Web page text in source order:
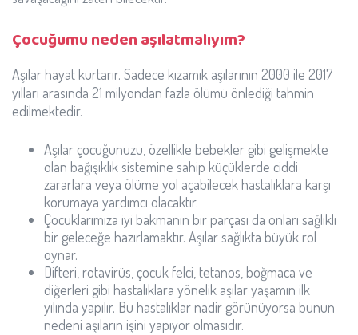
Çocuğumu neden aşılatmalıyım?
Aşılar hayat kurtarır. Sadece kızamık aşılarının 2000 ile 2017
yılları arasında 21 milyondan fazla ölümü önlediği tahmin
edilmektedir.
Aşılar çocuğunuzu, özellikle bebekler gibi gelişmekte
olan bağışıklık sistemine sahip küçüklerde ciddi
zararlara veya ölüme yol açabilecek hastalıklara karşı
korumaya yardımcı olacaktır.
Çocuklarımıza iyi bakmanın bir parçası da onları sağlıklı
bir geleceğe hazırlamaktır. Aşılar sağlıkta büyük rol
oynar.
Difteri, rotavirüs, çocuk felci, tetanos, boğmaca ve
diğerleri gibi hastalıklara yönelik aşılar yaşamın ilk
yılında yapılır. Bu hastalıklar nadir görünüyorsa bunun
nedeni aşıların işini yapıyor olmasıdır.